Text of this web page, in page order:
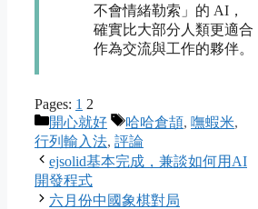
不會情緒勒索」的 AI，
確實比大部分人類更適合
作為交流與工作的夥伴。
Pages: 1 2
Categories
開心就好 Tags
哈哈倉頡, 嘸蝦米,
行列輸入法, 評論
ejsolid基本完成，兼談如何用AI
開發程式
六月份中國象棋對局